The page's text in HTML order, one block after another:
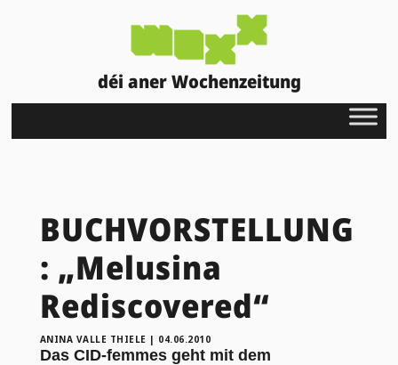
déi aner Wochenzeitung
BUCHVORSTELLUNG
: „Melusina
Rediscovered“
ANINA VALLE THIELE | 04.06.2010
Das CID-femmes geht mit dem